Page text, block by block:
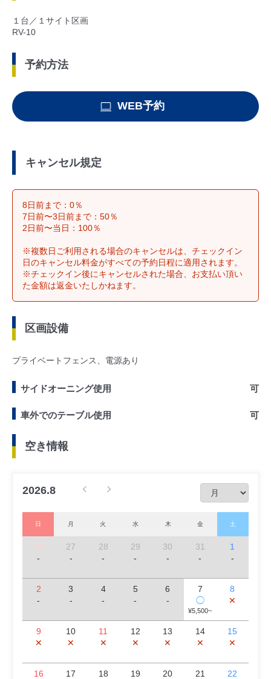
１台／１サイト区画
RV-10
予約方法
WEB予約
キャンセル規定
8日前まで：0％
7日前〜3日前まで：50％
2日前〜当日：100％
※複数日ご利用される場合のキャンセルは、チェックイン
日のキャンセル料金がすべての予約日程に適用されます。
※チェックイン後にキャンセルされた場合、お支払い頂い
た金額は返金いたしかねます。
区画設備
プライベートフェンス、電源あり
サイドオーニング使用 可
車外でのテーブル使用 可
空き情報
2026.8
日 月 火 水 木 金 土
26
-
27
-
28
-
29
-
30
-
31
-
1
-
2
-
3
-
4
-
5
-
6
-
7
◯
¥5,500~
8
✕
9
✕
10
✕
11
✕
12
✕
13
✕
14
✕
15
✕
16 17 18 19 20
21
22